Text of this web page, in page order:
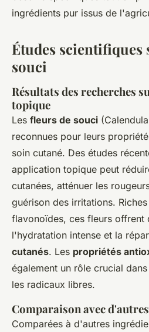
ingrédients pur issus de
Études scientifiques
souci
Résultats des recherches
topique
Les fleurs de souci
reconnues pour leurs
soin cutané. Des études
application topique peut
cutanées, atténuer les
guérison des irritations.
flavonoïdes, ces fleurs offrent
l'hydratation intense et la
cutanés. Les propriétés
également un rôle crucial
les radicaux libres.
Comparaison avec
Comparées à d'autres